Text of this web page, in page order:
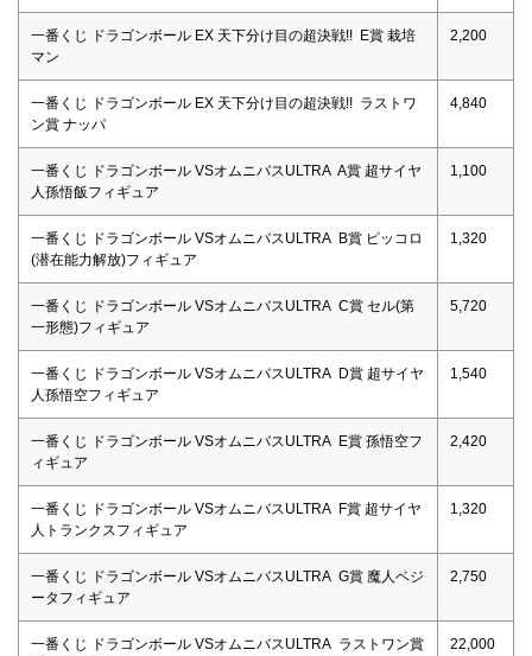
一番くじ ドラゴンボール EX 天下分け目の超決戦!! E賞 栽培
マン
2,200
一番くじ ドラゴンボール EX 天下分け目の超決戦!! ラストワ
ン賞 ナッパ
4,840
一番くじ ドラゴンボール VSオムニバスULTRA A賞 超サイヤ
人孫悟飯フィギュア
1,100
一番くじ ドラゴンボール VSオムニバスULTRA B賞 ピッコロ
(潜在能力解放)フィギュア
1,320
一番くじ ドラゴンボール VSオムニバスULTRA C賞 セル(第
一形態)フィギュア
5,720
一番くじ ドラゴンボール VSオムニバスULTRA D賞 超サイヤ
人孫悟空フィギュア
1,540
一番くじ ドラゴンボール VSオムニバスULTRA E賞 孫悟空フ
ィギュア
2,420
一番くじ ドラゴンボール VSオムニバスULTRA F賞 超サイヤ
人トランクスフィギュア
1,320
一番くじ ドラゴンボール VSオムニバスULTRA G賞 魔人ベジ
ータフィギュア
2,750
一番くじ ドラゴンボール VSオムニバスULTRA ラストワン賞
22,000